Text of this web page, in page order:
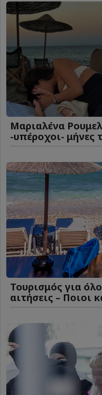
Μαριαλένα
-υπέροχοι- μήνες
Τουρισμός για
αιτήσεις – Ποιοι